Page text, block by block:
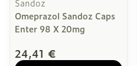
Sandoz
Omeprazol Sandoz Caps
Enter 98 X 20mg
24,41 €